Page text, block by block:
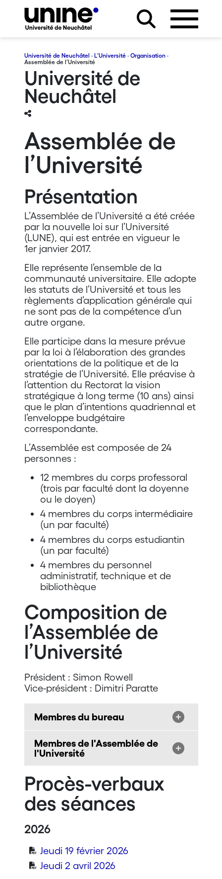
Université de Neuchâtel · L’Université· Organisation·
Assemblée de l’Université
Université de
Neuchâtel
Assemblée de
l’Université
Présentation
L’Assemblée de l’Université a été créée
par la nouvelle loi sur l’Université
(LUNE), qui est entrée en vigueur le
1er janvier 2017.
Elle représente l’ensemble de la
communauté universitaire. Elle adopte
les statuts de l’Université et tous les
règlements d’application générale qui
ne sont pas de la compétence d’un
autre organe.
Elle participe dans la mesure prévue
par la loi à l’élaboration des grandes
orientations de la politique et de la
stratégie de l’Université. Elle préavise à
l’attention du Rectorat la vision
stratégique à long terme (10 ans) ainsi
que le plan d’intentions quadriennal et
l’enveloppe budgétaire
correspondante.
L’Assemblée est composée de 24
personnes :
12 membres du corps professoral
(trois par faculté dont la doyenne
ou le doyen)
4 membres du corps intermédiaire
(un par faculté)
4 membres du corps estudiantin
(un par faculté)
4 membres du personnel
administratif, technique et de
bibliothèque
Composition de
l’Assemblée de
l’Université
Président : Simon Rowell
Vice-président : Dimitri Paratte
Membres du bureau
Membres de l'Assemblée de
l'Université
Procès-verbaux
des séances
2026
Jeudi 19 février 2026
Jeudi 2 avril 2026